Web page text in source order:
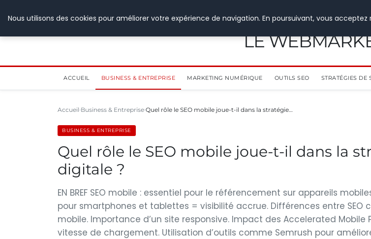
LE
ACCUEIL BUSINESS & ENTREPRISE MARKETING NUMÉRIQUE OUTILS SEO STRATÉGIES DE
Accueil Business & Entreprise Quel rôle le SEO mobile joue-t-il dans la stratégie…
BUSINESS & ENTREPRISE
Quel rôle le SEO mobile joue-t-il dans la
digitale ?
EN BREF SEO mobile : essentiel pour le référencement sur appareils
pour smartphones et tablettes = visibilité accrue. Différences entre SEO
mobile. Importance d’un site responsive. Impact des Accelerated Mobile
vitesse de chargement. Utilisation d’outils comme Semrush pour
Nous utilisons des cookies pour améliorer votre expérience de navigation. En poursuivant, vous